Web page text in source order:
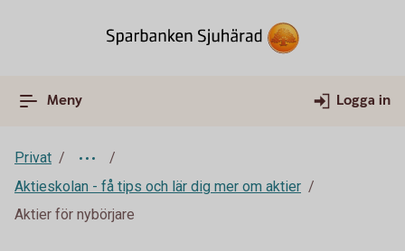
Meny Logga in
Privat
Aktieskolan - få tips och lär dig mer om aktier
Aktier för nybörjare